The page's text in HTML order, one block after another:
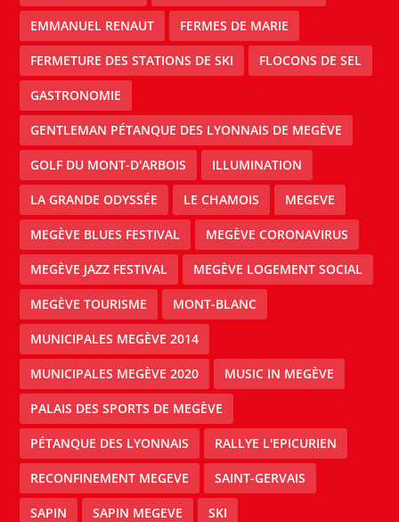
EMMANUEL RENAUT FERMES DE MARIE
FERMETURE DES STATIONS DE SKI FLOCONS DE SEL
GASTRONOMIE
GENTLEMAN PÉTANQUE DES LYONNAIS DE MEGÈVE
GOLF DU MONT-D'ARBOIS ILLUMINATION
LA GRANDE ODYSSÉE LE CHAMOIS MEGEVE
MEGÈVE BLUES FESTIVAL MEGÈVE CORONAVIRUS
MEGÈVE JAZZ FESTIVAL MEGÈVE LOGEMENT SOCIAL
MEGÈVE TOURISME MONT-BLANC
MUNICIPALES MEGÈVE 2014
MUNICIPALES MEGÈVE 2020 MUSIC IN MEGÈVE
PALAIS DES SPORTS DE MEGÈVE
PÉTANQUE DES LYONNAIS RALLYE L'EPICURIEN
RECONFINEMENT MEGEVE SAINT-GERVAIS
SAPIN SAPIN MEGEVE SKI